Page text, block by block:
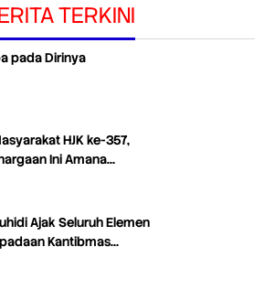
TERKINI
pada Dirinya
HJK ke-357,
Ini Amana…
Ajak Seluruh Elemen
Kantibmas…